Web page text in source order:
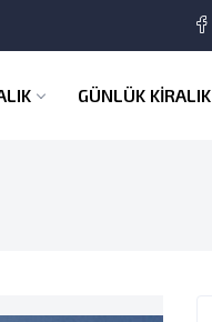
GÜNLÜK KİRALIK